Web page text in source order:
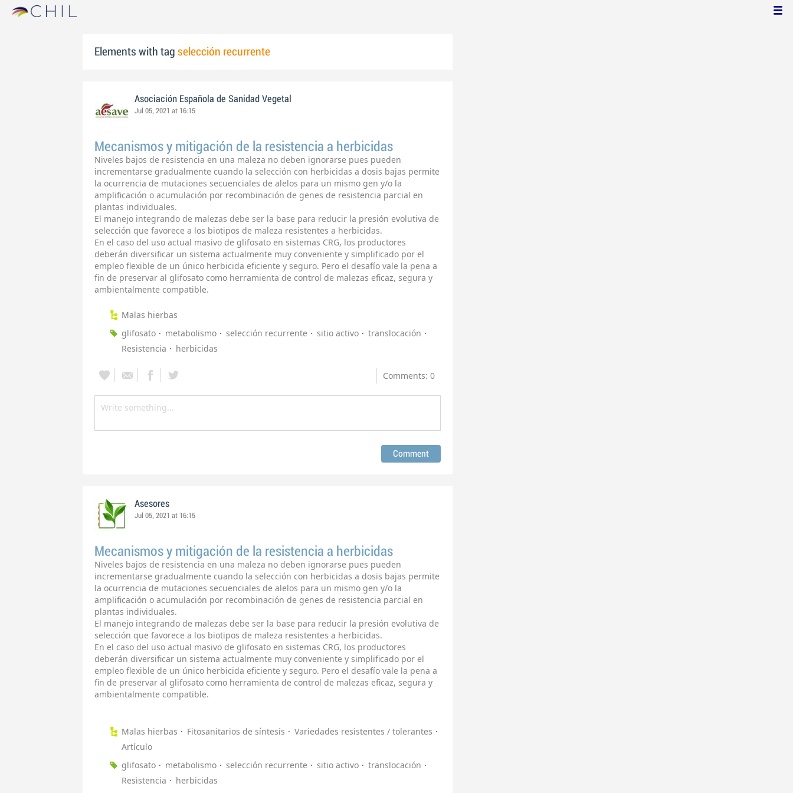
Elements with tag selección recurrente
Asociación Española de Sanidad Vegetal
Jul 05, 2021 at 16:15
Mecanismos y mitigación de la resistencia a herbicidas
Niveles bajos de resistencia en una maleza no deben ignorarse pues pueden
incrementarse gradualmente cuando la selección con herbicidas a dosis bajas permite
la ocurrencia de mutaciones secuenciales de alelos para un mismo gen y/o la
amplificación o acumulación por recombinación de genes de resistencia parcial en
plantas individuales.
El manejo integrando de malezas debe ser la base para reducir la presión evolutiva de
selección que favorece a los biotipos de maleza resistentes a herbicidas.
En el caso del uso actual masivo de glifosato en sistemas CRG, los productores
deberán diversificar un sistema actualmente muy conveniente y simplificado por el
empleo flexible de un único herbicida eficiente y seguro. Pero el desafío vale la pena a
fin de preservar al glifosato como herramienta de control de malezas eficaz, segura y
ambientalmente compatible.
Malas hierbas
glifosato
metabolismo selección recurrente sitio activo
translocación
Resistencia
herbicidas
Comments: 0
Asesores
Jul 05, 2021 at 16:15
Mecanismos y mitigación de la resistencia a herbicidas
Niveles bajos de resistencia en una maleza no deben ignorarse pues pueden
incrementarse gradualmente cuando la selección con herbicidas a dosis bajas permite
la ocurrencia de mutaciones secuenciales de alelos para un mismo gen y/o la
amplificación o acumulación por recombinación de genes de resistencia parcial en
plantas individuales.
El manejo integrando de malezas debe ser la base para reducir la presión evolutiva de
selección que favorece a los biotipos de maleza resistentes a herbicidas.
En el caso del uso actual masivo de glifosato en sistemas CRG, los productores
deberán diversificar un sistema actualmente muy conveniente y simplificado por el
empleo flexible de un único herbicida eficiente y seguro. Pero el desafío vale la pena a
fin de preservar al glifosato como herramienta de control de malezas eficaz, segura y
ambientalmente compatible.
Malas hierbas Fitosanitarios de síntesis
Variedades resistentes / tolerantes
Artículo
glifosato
metabolismo selección recurrente sitio activo
translocación
Resistencia
herbicidas